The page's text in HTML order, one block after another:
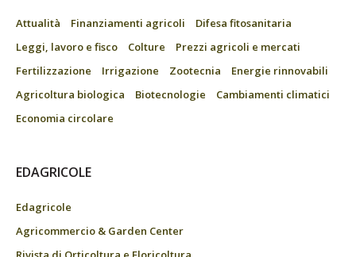
Attualità Finanziamenti agricoli
Difesa fitosanitaria
Leggi, lavoro e fisco
Colture
Prezzi agricoli e mercati
Fertilizzazione
Irrigazione Zootecnia
Energie rinnovabili
Agricoltura biologica
Biotecnologie
Cambiamenti climatici
Economia circolare
EDAGRICOLE
Edagricole
Agricommercio & Garden Center